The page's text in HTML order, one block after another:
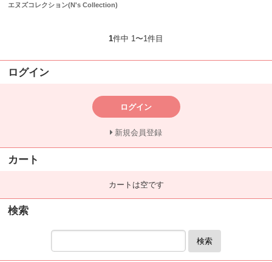
エヌズコレクション(N's Collection)
1件中 1〜1件目
ログイン
ログイン
新規会員登録
カート
カートは空です
検索
検索